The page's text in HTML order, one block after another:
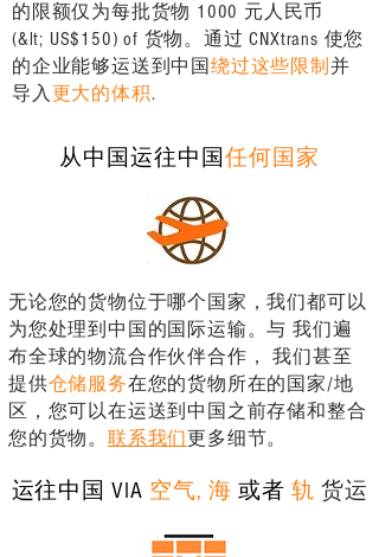
的限额仅为每批货物 1000 元人民币
(&lt; US$150) of 货物。通过 CNXtrans 使您
的企业能够运送到中国绕过这些限制 并
导入更大的体积.
从中国运往中国任何国家
无论您的货物位于哪个国家，我们都可以
为您处理到中国的国际运输。与 我们遍
布全球的物流合作伙伴合作， 我们甚至
提供仓储服务在您的货物所在的国家/地
区，您可以在运送到中国之前存储和整合
您的货物。 联系我们更多细节。
运往中国 VIA 空气, 海 或者 轨 货运